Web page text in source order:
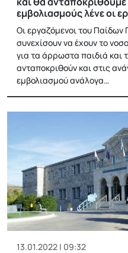
εμβολιασμούς λένε οι
Οι εργαζόμενοι του Παίδων
συνεχίσουν να έχουν το
για τα άρρωστα παιδιά και
ανταποκριθούν και στις
εμβολιασμού ανάλογα…
13.01.2022 | 09:32